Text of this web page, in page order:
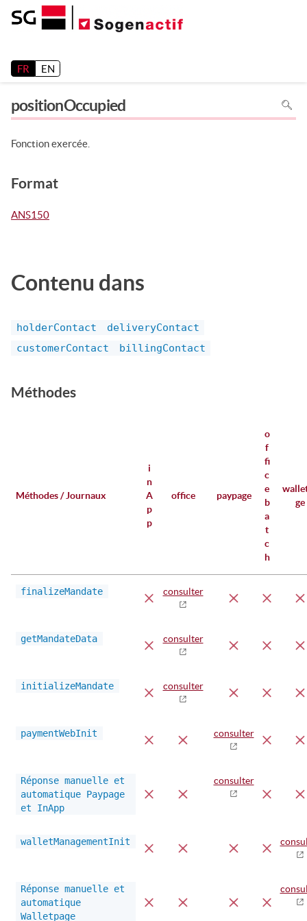
FR EN
positionOccupied
Pour
la
Fonction exercée.
Format
ANS150
Contenu dans
holderContact
deliveryContact
customerContact
billingContact
Méthodes
Méthodes / Journaux
i
n
A
p
p
office paypage
o
f
fi
c
e
b
a
t
c
h
ge
finalizeMandate consulter
getMandateData consulter
initializeMandate consulter
paymentWebInit consulter
Réponse manuelle et
automatique Paypage
et InApp
consulter
walletManagementInit
Réponse manuelle et
automatique
Walletpage